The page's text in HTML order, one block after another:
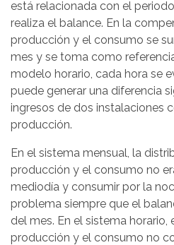
está relacionada con el
realiza el balance. En la
producción y el consumo se
mes y se toma como
modelo horario, cada hora se
puede generar una diferencia
ingresos de dos instalaciones
producción.
En el sistema mensual, la
producción y el consumo no
mediodía y consumir por la
problema siempre que el
del mes. En el sistema horario,
producción y el consumo no